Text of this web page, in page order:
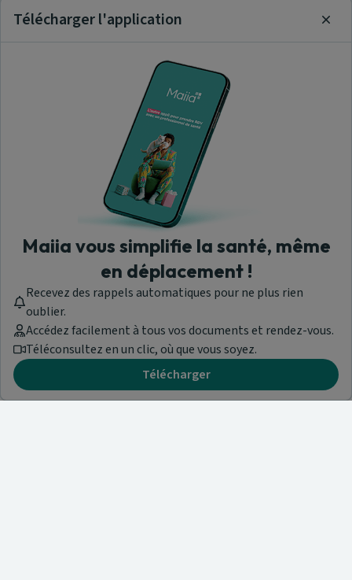
Télécharger l'application
Maiia vous simplifie la santé, même
en déplacement !
Recevez des rappels automatiques pour ne plus rien
oublier.
Accédez facilement à tous vos documents et rendez-vous.
Téléconsultez en un clic, où que vous soyez.
Télécharger